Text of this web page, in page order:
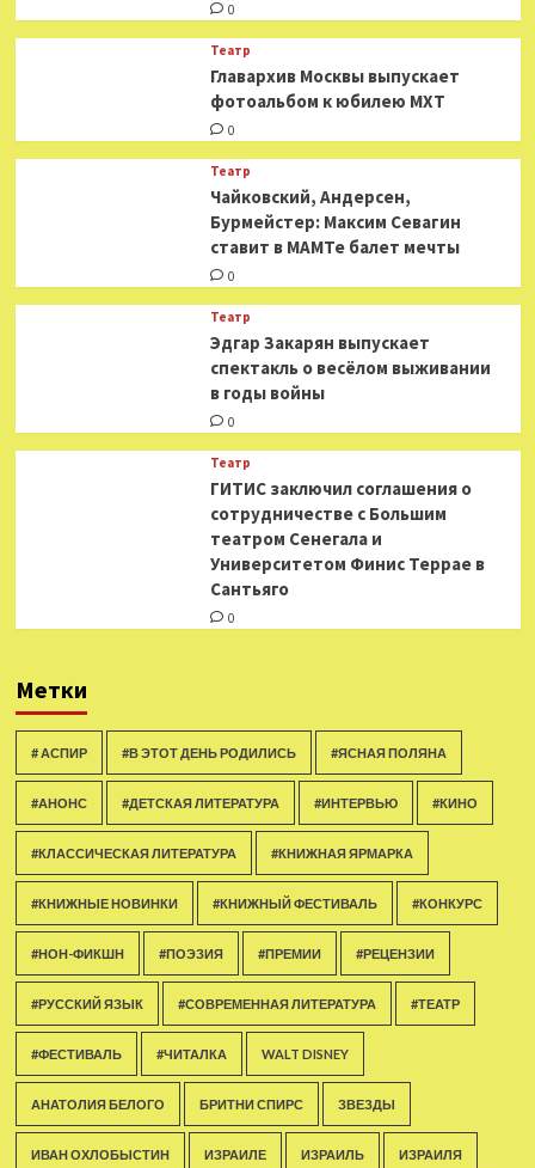
0
Театр
​​Главархив Москвы выпускает
фотоальбом к юбилею МХТ
0
Театр
​​Чайковский, Андерсен,
Бурмейстер: Максим Севагин
ставит в МАМТе балет мечты
0
Театр
Эдгар Закарян выпускает
спектакль о весёлом выживании
в годы войны
0
Театр
ГИТИС заключил соглашения о
сотрудничестве с Большим
театром Сенегала и
Университетом Финис Террае в
Сантьяго
0
Метки
# АСПИР #В ЭТОТ ДЕНЬ РОДИЛИСЬ #ЯСНАЯ ПОЛЯНА
#АНОНС #ДЕТСКАЯ ЛИТЕРАТУРА #ИНТЕРВЬЮ #КИНО
#КЛАССИЧЕСКАЯ ЛИТЕРАТУРА #КНИЖНАЯ ЯРМАРКА
#КНИЖНЫЕ НОВИНКИ #КНИЖНЫЙ ФЕСТИВАЛЬ #КОНКУРС
#НОН-ФИКШН #ПОЭЗИЯ #ПРЕМИИ #РЕЦЕНЗИИ
#РУССКИЙ ЯЗЫК #СОВРЕМЕННАЯ ЛИТЕРАТУРА #ТЕАТР
#ФЕСТИВАЛЬ #ЧИТАЛКА WALT DISNEY
АНАТОЛИЯ БЕЛОГО БРИТНИ СПИРС ЗВЕЗДЫ
ИВАН ОХЛОБЫСТИН ИЗРАИЛЕ ИЗРАИЛЬ ИЗРАИЛЯ